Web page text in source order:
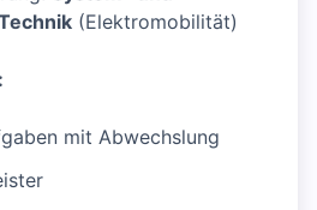
(Elektromobilität)
mit Abwechslung